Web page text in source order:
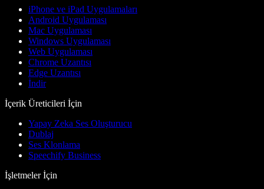
iPhone ve iPad Uygulamaları
Android Uygulaması
Mac Uygulaması
Windows Uygulaması
Web Uygulaması
Chrome Uzantısı
Edge Uzantısı
İndir
İçerik Üreticileri İçin
Yapay Zeka Ses Oluşturucu
Dublaj
Ses Klonlama
Speechify Business
İşletmeler İçin